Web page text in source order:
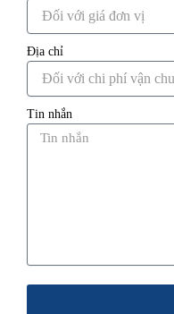
Địa chỉ
Tin nhắn